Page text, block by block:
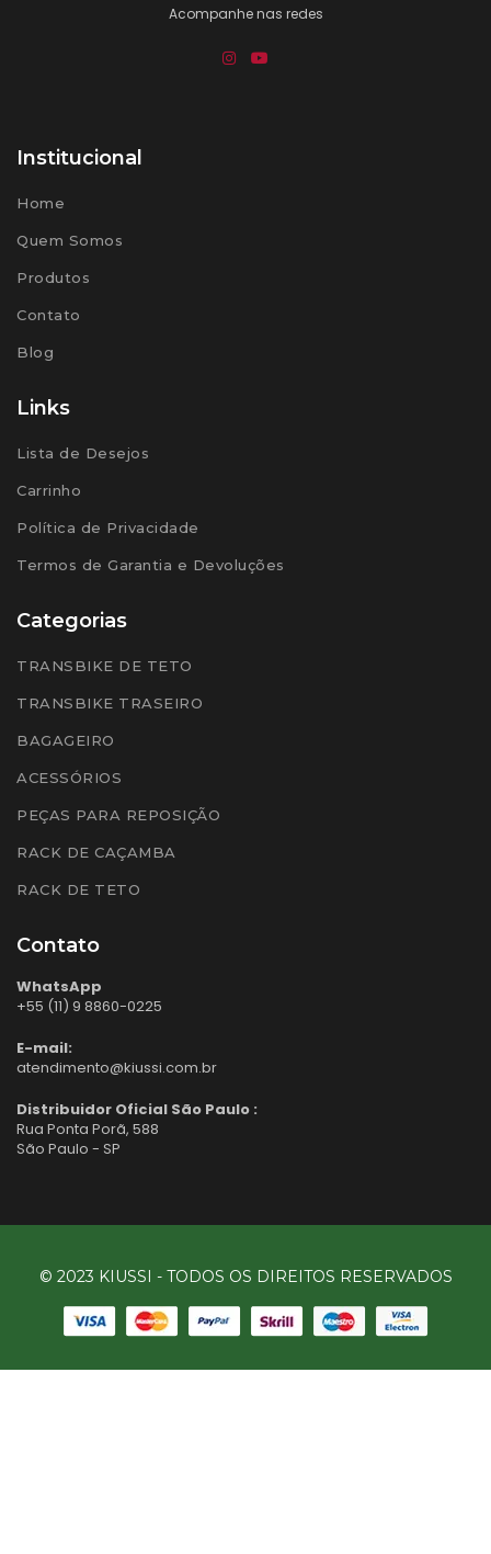
Acompanhe nas redes
Institucional
Home
Quem Somos
Produtos
Contato
Blog
Links
Lista de Desejos
Carrinho
Política de Privacidade
Termos de Garantia e Devoluções
Categorias
TRANSBIKE DE TETO
TRANSBIKE TRASEIRO
BAGAGEIRO
ACESSÓRIOS
PEÇAS PARA REPOSIÇÃO
RACK DE CAÇAMBA
RACK DE TETO
Contato
WhatsApp
+55 (11) 9 8860-0225
E-mail:
atendimento@kiussi.com.br
Distribuidor Oficial São Paulo :
Rua Ponta Porã, 588
São Paulo - SP
© 2023 KIUSSI - TODOS OS DIREITOS RESERVADOS